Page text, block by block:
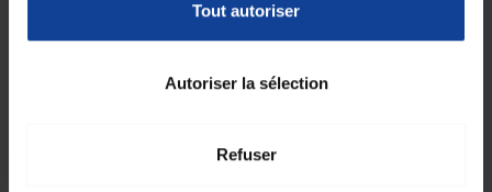
Tout autoriser
Autoriser la sélection
Refuser
Fiche technique